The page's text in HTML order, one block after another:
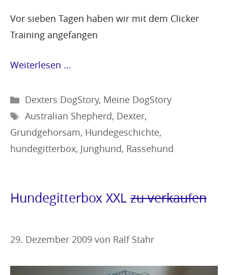
Vor sieben Tagen haben wir mit dem Clicker
Training angefangen
Weiterlesen …
Kategorien
Dexters DogStory, Meine DogStory
Schlagwörter
Australian Shepherd, Dexter,
Grundgehorsam, Hundegeschichte,
hundegitterbox, Junghund, Rassehund
Hundegitterbox XXL zu verkaufen
29. Dezember 2009 von Ralf Stahr